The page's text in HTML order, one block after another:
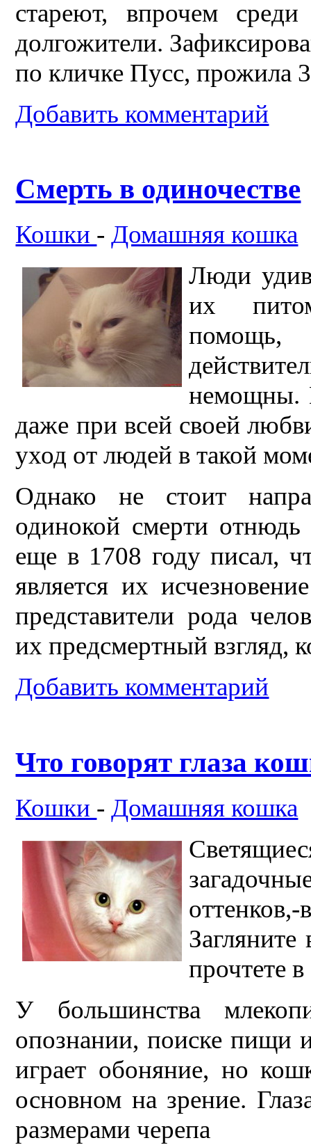
стареют, впрочем
долгожители.
по кличке Пусс, прожила
Добавить комментарий
Смерть в одиночестве
Кошки -Домашняя кошка
Люди
их
немощны.
даже при всей своей
уход от людей в такой
Однако не стоит
одинокой смерти
еще в 1708 году писал,
является их
представители рода
их предсмертный взгляд,
Добавить комментарий
Что говорят глаза
Кошки -Домашняя кошка
прочтете
У большинства
опознании, поиске пищи
играет обоняние, но
основном на зрение.
размерами черепа